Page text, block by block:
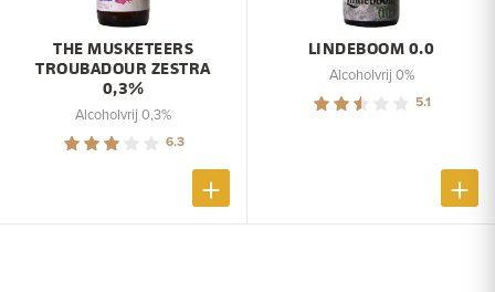
THE MUSKETEERS
TROUBADOUR ZESTRA
0,3%
Alcoholvrij 0,3%
6.3
LINDEBOOM 0.0
Alcoholvrij 0%
5.1